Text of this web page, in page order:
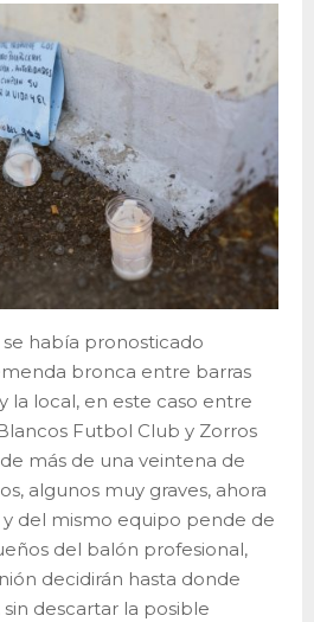
había pronosticado
bronca entre barras
la local, en este caso entre
Futbol Club y Zorros
más de una veintena de
algunos muy graves, ahora
del mismo equipo pende de
del balón profesional,
decidirán hasta donde
sin descartar la posible